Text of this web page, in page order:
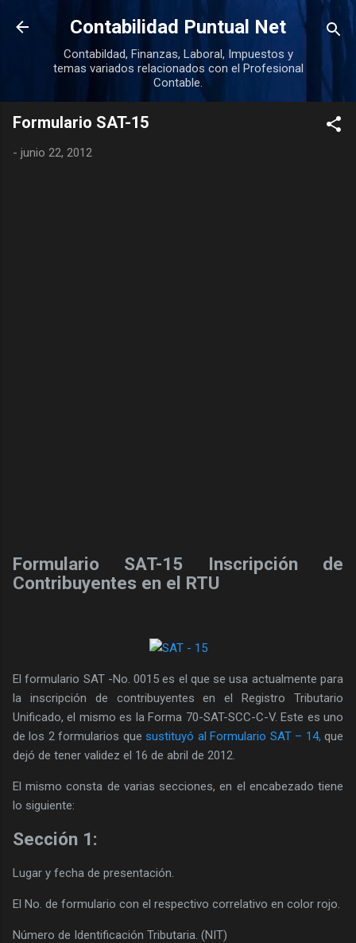
Ir al contenido principal
Contabilidad Puntual Net
Contabildad, Finanzas, Laboral, Impuestos y
temas variados relacionados con el Profesional
Contable.
Formulario SAT-15
- junio 22, 2012
Formulario SAT-15 Inscripción de
Contribuyentes en el RTU
El formulario SAT -No. 0015 es el que se usa actualmente para
la inscripción de contribuyentes en el Registro Tributario
Unificado, el mismo es la Forma 70-SAT-SCC-C-V. Este es uno
de los 2 formularios que sustituyó al Formulario SAT – 14,que
dejó de tener validez el 16 de abril de 2012.
El mismo consta de varias secciones, en el encabezado tiene
lo siguiente:
Sección 1:
Lugar y fecha de presentación.
El No. de formulario con el respectivo correlativo en color rojo.
Número de Identificación Tributaria. (NIT)